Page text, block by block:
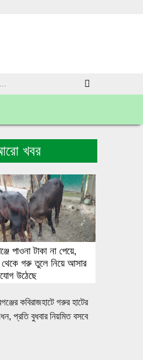
আরো খবর
পাওনা টাকা না পেয়ে,
থেকে গরু তুলে নিয়ে আসার
উঠেছে